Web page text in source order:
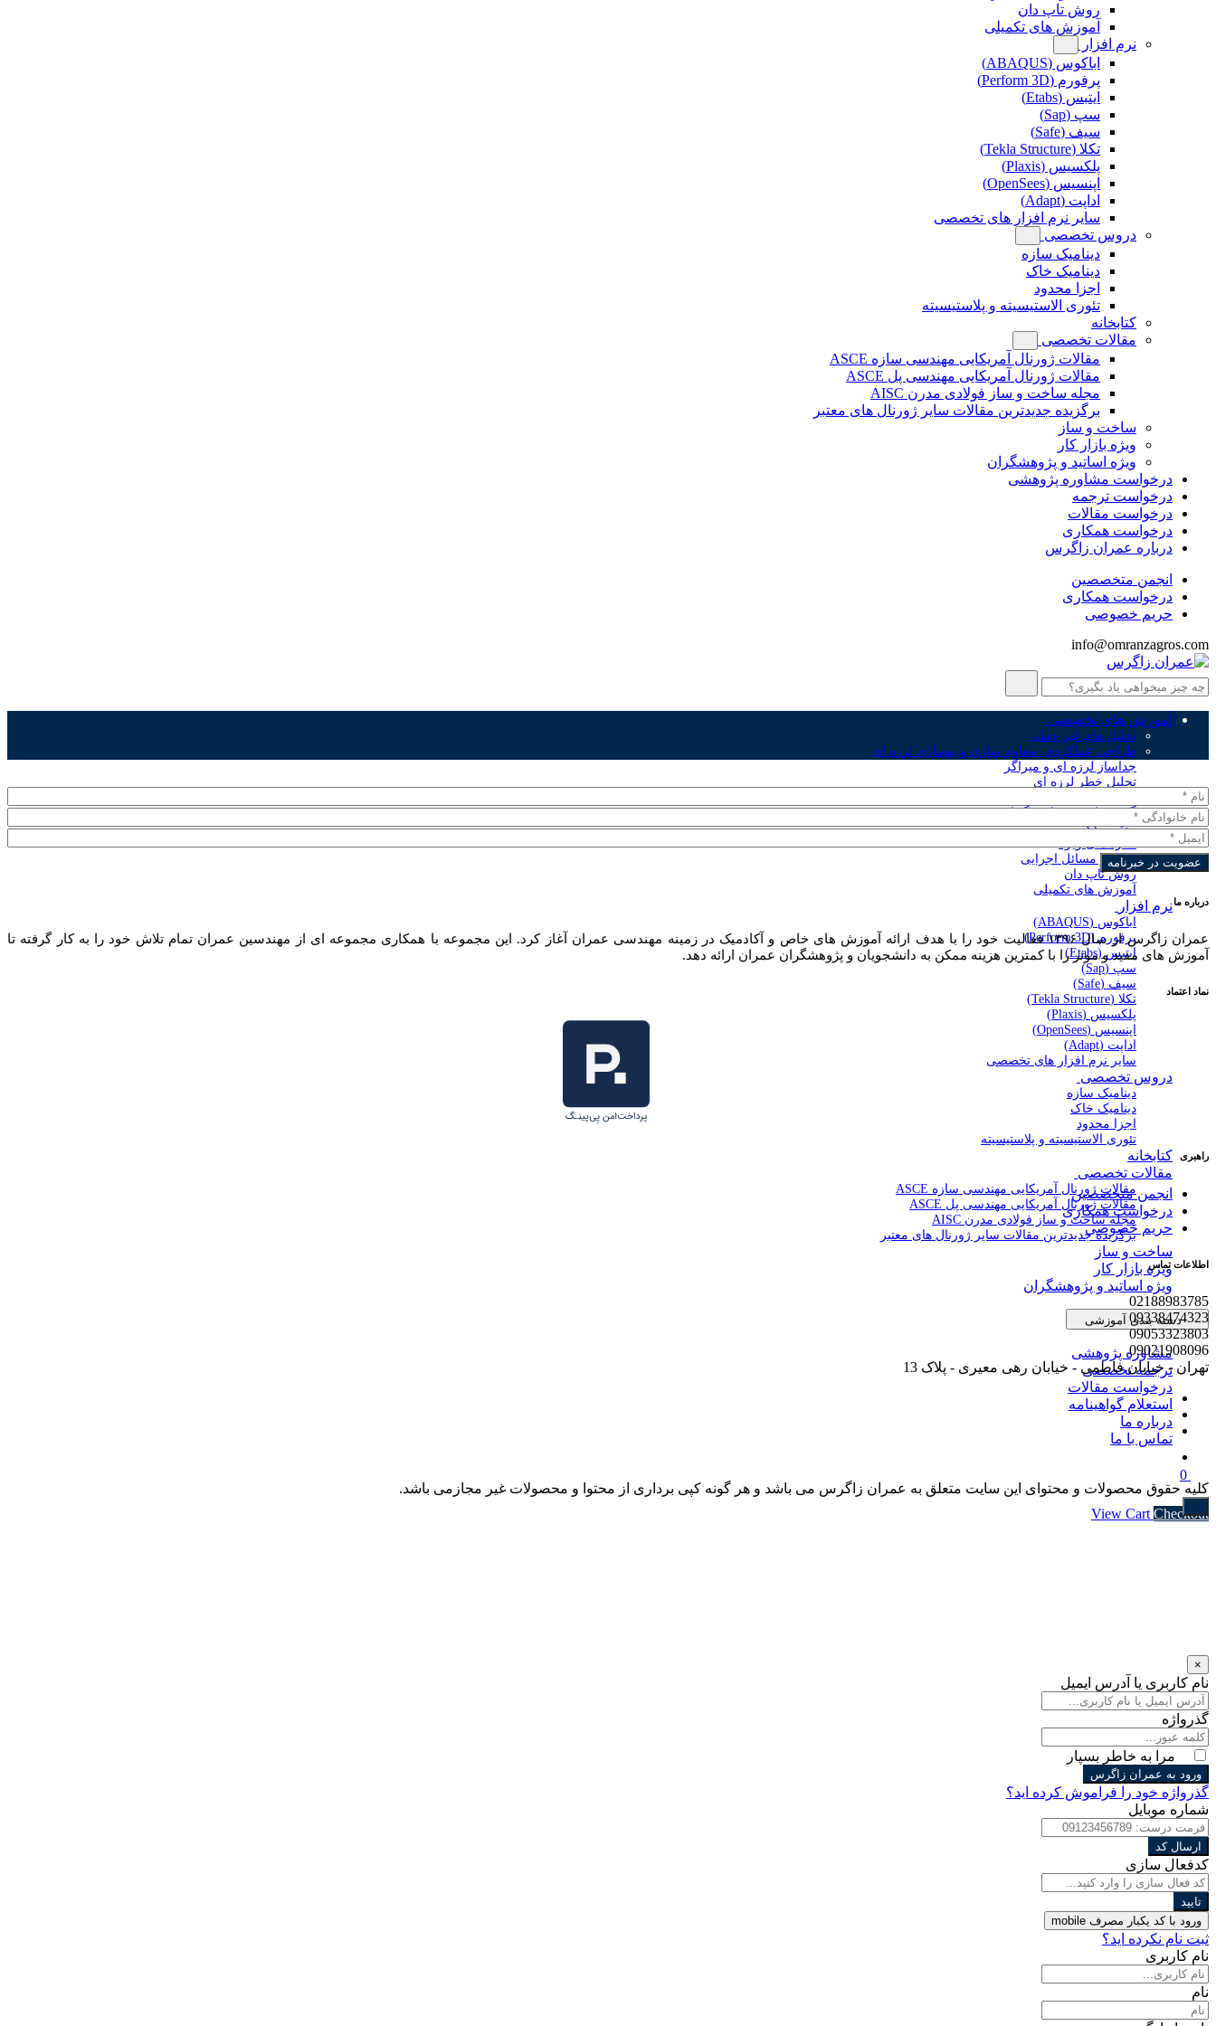
روش تاپ دان
آموزش های تکمیلی
نرم افزار
اباکوس (ABAQUS)
پرفورم (Perform 3D)
ایتبس (Etabs)
سپ (Sap)
سیف (Safe)
تکلا (Tekla Structure)
پلکسیس (Plaxis)
اپنسیس (OpenSees)
اداپت (Adapt)
سایر نرم افزار های تخصصی
دروس تخصصی
دینامیک سازه
دینامیک خاک
اجزا محدود
تئوری الاستیسیته و پلاستیسیته
کتابخانه
مقالات تخصصی
مقالات ژورنال آمریکایی مهندسی سازه ASCE
مقالات ژورنال آمریکایی مهندسی پل ASCE
مجله ساخت و ساز فولادی مدرن AISC
برگزیده جدیدترین مقالات سایر ژورنال های معتبر
ساخت و ساز
ویژه بازار کار
ویژه اساتید و پژوهشگران
درخواست مشاوره پژوهشی
درخواست ترجمه
درخواست مقالات
درخواست همکاری
درباره عمران زاگرس
انجمن متخصصین
درخواست همکاری
حریم خصوصی
info@omranzagros.com
آموزش های تخصصی
تحلیل های غیر خطی
طراحی عملکردی، مقاوم سازی و بهسازی لرزه ای
جداساز لرزه ای و میراگر
تحلیل خطر لرزه ای
گود برداری و سازه نگهبان
پیش تنیدگی
سازه های ویژه
نکات و مسائل اجرایی
روش تاپ دان
آموزش های تکمیلی
نرم افزار
اباکوس (ABAQUS)
پرفورم (Perform 3D)
ایتبس (Etabs)
سپ (Sap)
سیف (Safe)
تکلا (Tekla Structure)
پلکسیس (Plaxis)
اپنسیس (OpenSees)
اداپت (Adapt)
سایر نرم افزار های تخصصی
دروس تخصصی
دینامیک سازه
دینامیک خاک
اجزا محدود
تئوری الاستیسیته و پلاستیسیته
کتابخانه
مقالات تخصصی
مقالات ژورنال آمریکایی مهندسی سازه ASCE
مقالات ژورنال آمریکایی مهندسی پل ASCE
مجله ساخت و ساز فولادی مدرن AISC
برگزیده جدیدترین مقالات سایر ژورنال های معتبر
ساخت و ساز
ویژه بازار کار
ویژه اساتید و پژوهشگران
دسته بندی آموزشی
مشاوره پژوهشی
ترجمه تخصصی
درخواست مقالات
استعلام گواهینامه
درباره ما
تماس با ما
0
Subtotal ۰ تومان
View Cart Checkout
درباره ما
عمران زاگرس از سال ۱۳۹۶ فعالیت خود را با هدف ارائه آموزش های خاص و آکادمیک در زمینه مهندسی عمران آغاز کرد. این مجموعه با همکاری مجموعه ای از مهندسین عمران تمام تلاش خود را به کار گرفته تا
آموزش های مفید و موثر را با کمترین هزینه ممکن به دانشجویان و پژوهشگران عمران ارائه دهد.
نماد اعتماد
راهبری
انجمن متخصصین
درخواست همکاری
حریم خصوصی
اطلاعات تماس
02188983785
09338474323
09053323803
09021908096
تهران - خیابان فاطمی - خیابان رهی معیری - پلاک 13
کليه حقوق محصولات و محتوای اين سایت متعلق به عمران زاگرس می باشد و هر گونه کپی برداری از محتوا و محصولات غیر مجازمی باشد.
×
نام کاربری یا آدرس ایمیل
گذرواژه
مرا به خاطر بسپار
ورود به عمران زاگرس
گذرواژه خود را فراموش کرده اید؟
شماره موبایل
ارسال کد
کدفعال سازی
تایید
ورود با کد یکبار مصرف mobile
ثبت نام نکرده اید؟
نام کاربری
نام